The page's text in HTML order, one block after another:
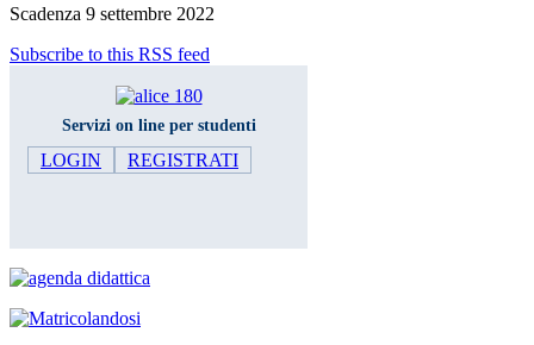
Scadenza 9 settembre 2022
Subscribe to this RSS feed
Servizi on line per studenti
LOGIN REGISTRATI